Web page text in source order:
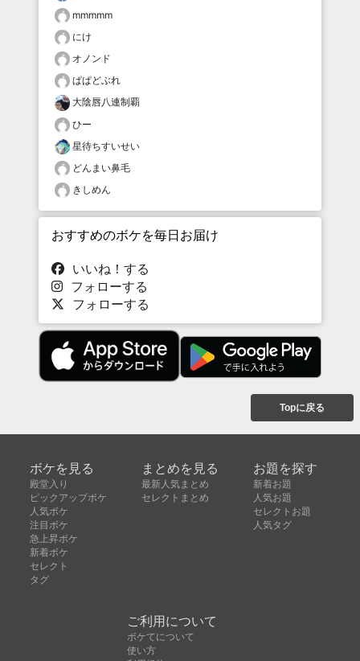
mmmmm
にけ
オノンド
ぱぱどぶれ
大陰唇八連制覇
ひー
星待ちすいせい
どんまい鼻毛
きしめん
おすすめのボケを毎日お届け
いいね！する
フォローする
フォローする
Topに戻る
ボケを見る
殿堂入り
ピックアップボケ
人気ボケ
注目ボケ
急上昇ボケ
新着ボケ
セレクト
タグ
まとめを見る
最新人気まとめ
セレクトまとめ
お題を探す
新着お題
人気お題
セレクトお題
人気タグ
ご利用について
ボケてについて
使い方